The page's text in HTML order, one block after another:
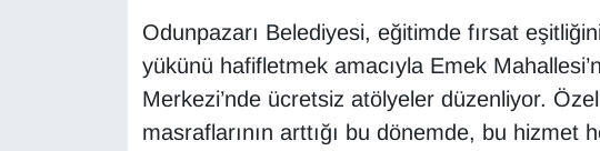
Odunpazarı Belediyesi, eğitimde fırsat
yükünü hafifletmek amacıyla Emek
Merkezi’nde ücretsiz atölyeler düzenliyor.
masraflarının arttığı bu dönemde, bu hizmet